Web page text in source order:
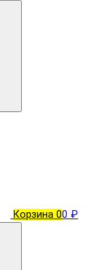
Корзина 00 ₽